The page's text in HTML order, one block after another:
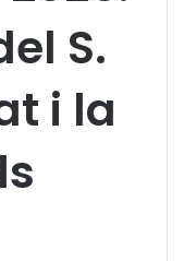
S.
i la